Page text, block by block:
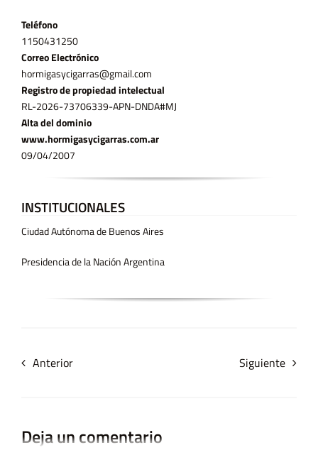
Teléfono
11­50431250
Correo Electrónico
hormigasycigarras@gmail.com
Registro de propiedad intelectual
RL-2026-73706339-APN-DNDA#MJ
Alta del dominio
www.hormigasycigarras.com.ar
09/04/2007
INSTITUCIONALES
Ciudad Autónoma de Buenos Aires
Presidencia de la Nación Argentina
Anterior Siguiente
Deja un comentario